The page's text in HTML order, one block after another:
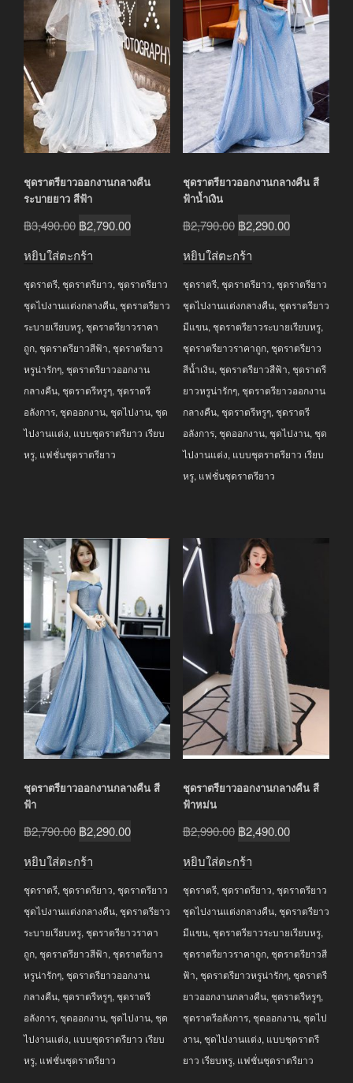
ชุดราตรียาวออกงานกลางคืน
ระบายยาว สีฟ้า
฿3,490.00 Original
฿3,490.00.
฿2,790.00Current
฿2,790.00.
หยิบใส่ตะกร้า
ชุดราตรี, ชุดราตรียาว, ชุดราตรียาว
ชุดไปงานแต่งกลางคืน, ชุดราตรียาว
ระบายเรียบหรู, ชุดราตรียาวราคา
ถูก, ชุดราตรียาวสีฟ้า, ชุดราตรียาว
หรูน่ารักๆ, ชุดราตรียาวออกงาน
กลางคืน, ชุดราตรีหรูๆ, ชุดราตรี
อลังการ, ชุดออกงาน, ชุดไปงาน, ชุด
ไปงานแต่ง, แบบชุดราตรียาว เรียบ
หรู, แฟชั่นชุดราตรียาว
ชุดราตรียาวออกงานกลางคืน สี
ฟ้าน้ำเงิน
฿2,790.00 Original
฿2,790.00.
฿2,290.00Current
฿2,290.00.
หยิบใส่ตะกร้า
ชุดราตรี, ชุดราตรียาว, ชุดราตรียาว
ชุดไปงานแต่งกลางคืน, ชุดราตรียาว
มีแขน, ชุดราตรียาวระบายเรียบหรู,
ชุดราตรียาวราคาถูก, ชุดราตรียาว
สีน้ำเงิน, ชุดราตรียาวสีฟ้า, ชุดราตรี
ยาวหรูน่ารักๆ, ชุดราตรียาวออกงาน
กลางคืน, ชุดราตรีหรูๆ, ชุดราตรี
อลังการ, ชุดออกงาน, ชุดไปงาน, ชุด
ไปงานแต่ง, แบบชุดราตรียาว เรียบ
หรู, แฟชั่นชุดราตรียาว
ชุดราตรียาวออกงานกลางคืน สี
ฟ้า
฿2,790.00 Original
฿2,790.00.
฿2,290.00Current
฿2,290.00.
หยิบใส่ตะกร้า
ชุดราตรี, ชุดราตรียาว, ชุดราตรียาว
ชุดไปงานแต่งกลางคืน, ชุดราตรียาว
ระบายเรียบหรู, ชุดราตรียาวราคา
ถูก, ชุดราตรียาวสีฟ้า, ชุดราตรียาว
หรูน่ารักๆ, ชุดราตรียาวออกงาน
กลางคืน, ชุดราตรีหรูๆ, ชุดราตรี
อลังการ, ชุดออกงาน, ชุดไปงาน, ชุด
ไปงานแต่ง, แบบชุดราตรียาว เรียบ
หรู, แฟชั่นชุดราตรียาว
ชุดราตรียาวออกงานกลางคืน สี
ฟ้าหม่น
฿2,990.00 Original
฿2,990.00.
฿2,490.00Current
฿2,490.00.
หยิบใส่ตะกร้า
ชุดราตรี, ชุดราตรียาว, ชุดราตรียาว
ชุดไปงานแต่งกลางคืน, ชุดราตรียาว
มีแขน, ชุดราตรียาวระบายเรียบหรู,
ชุดราตรียาวราคาถูก, ชุดราตรียาวสี
ฟ้า, ชุดราตรียาวหรูน่ารักๆ, ชุดราตรี
ยาวออกงานกลางคืน, ชุดราตรีหรูๆ,
ชุดราตรีอลังการ, ชุดออกงาน, ชุดไป
งาน, ชุดไปงานแต่ง, แบบชุดราตรี
ยาว เรียบหรู, แฟชั่นชุดราตรียาว